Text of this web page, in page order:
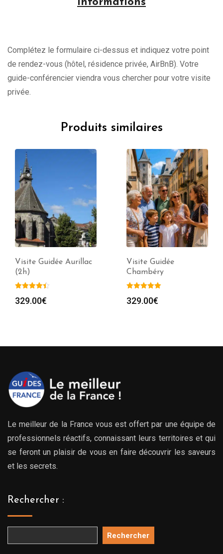
Informations
Complétez le formulaire ci-dessus et indiquez votre point
de rendez-vous (hôtel, résidence privée, AirBnB). Votre
guide-conférencier viendra vous chercher pour votre visite
privée.
Produits similaires
Visite Guidée Aurillac
(2h)
329.00€
Visite Guidée
Chambéry
329.00€
Le meilleur de la France vous est offert par une équipe de
professionnels réactifs, connaissant leurs territoires et qui
se feront un plaisir de vous en faire découvrir les saveurs
et les secrets.
Rechercher :
Rechercher